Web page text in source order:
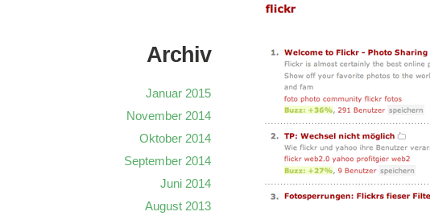
Archiv
Januar 2015
November 2014
Oktober 2014
September 2014
Juni 2014
August 2013